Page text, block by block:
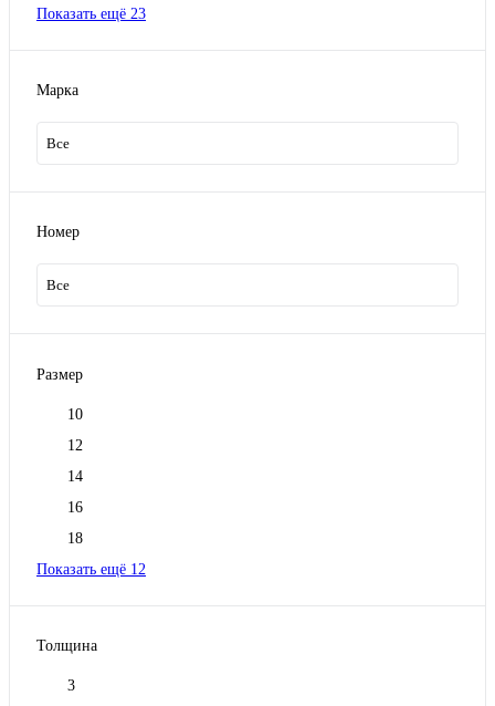
Показать ещё 23
Марка
Все
Номер
Все
Размер
10
12
14
16
18
Показать ещё 12
Толщина
3